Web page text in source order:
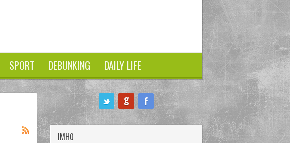
SPORT DEBUNKING DAILY LIFE
IMHO